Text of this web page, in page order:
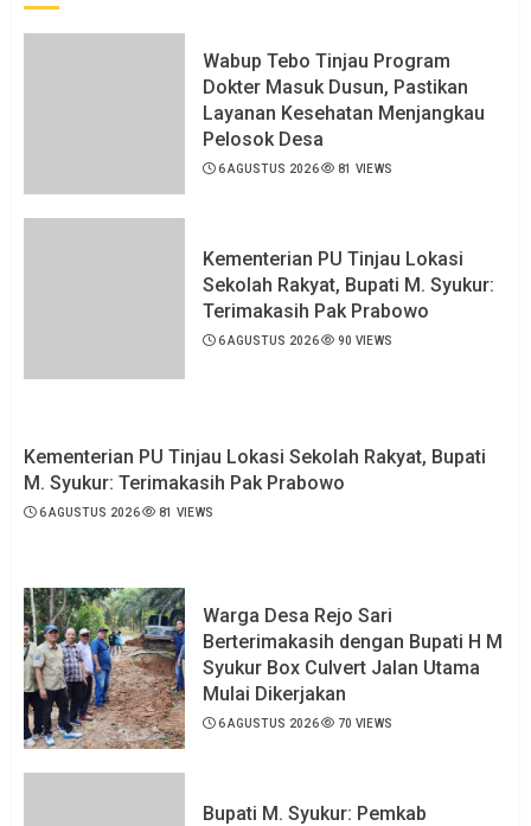
Wabup Tebo Tinjau Program
Dokter Masuk Dusun, Pastikan
Layanan Kesehatan Menjangkau
Pelosok Desa
6 AGUSTUS 2026 81 VIEWS
Kementerian PU Tinjau Lokasi
Sekolah Rakyat, Bupati M. Syukur:
Terimakasih Pak Prabowo
6 AGUSTUS 2026 90 VIEWS
Kementerian PU Tinjau Lokasi Sekolah Rakyat, Bupati
M. Syukur: Terimakasih Pak Prabowo
6 AGUSTUS 2026 81 VIEWS
Warga Desa Rejo Sari
Berterimakasih dengan Bupati H M
Syukur Box Culvert Jalan Utama
Mulai Dikerjakan
6 AGUSTUS 2026 70 VIEWS
Bupati M. Syukur: Pemkab